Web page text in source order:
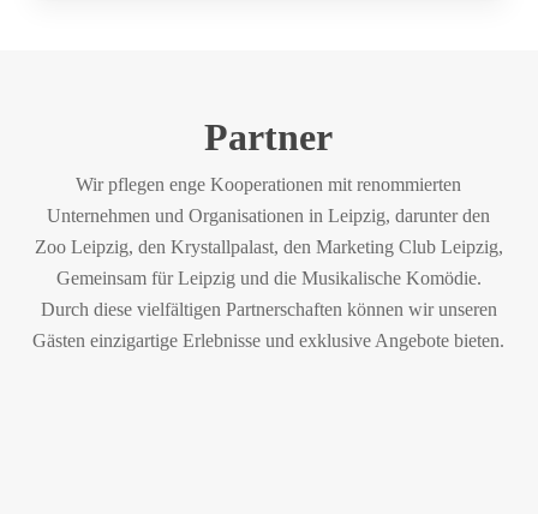
Partner
Wir pflegen enge Kooperationen mit renommierten
Unternehmen und Organisationen in Leipzig, darunter den
Zoo Leipzig, den Krystallpalast, den Marketing Club Leipzig,
Gemeinsam für Leipzig und die Musikalische Komödie.
Durch diese vielfältigen Partnerschaften können wir unseren
Gästen einzigartige Erlebnisse und exklusive Angebote bieten.